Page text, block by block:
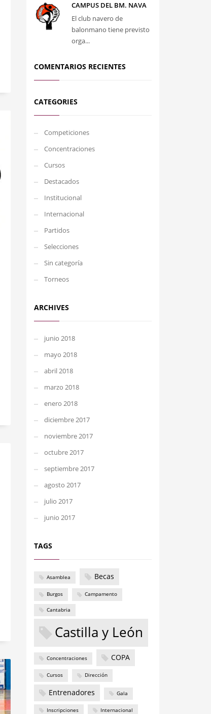
CAMPUS DEL BM. NAVA
El club navero de
balonmano tiene previsto
orga...
COMENTARIOS RECIENTES
CATEGORIES
Competiciones
Concentraciones
Cursos
Destacados
Institucional
Internacional
Partidos
Selecciones
Sin categoría
Torneos
ARCHIVES
junio 2018
mayo 2018
abril 2018
marzo 2018
enero 2018
diciembre 2017
noviembre 2017
octubre 2017
septiembre 2017
agosto 2017
julio 2017
junio 2017
TAGS
Asamblea Becas
Burgos Campamento
Cantabria
Castilla y León
Concentraciones COPA
Cursos Dirección
Entrenadores Gala
Inscripciones Internacional